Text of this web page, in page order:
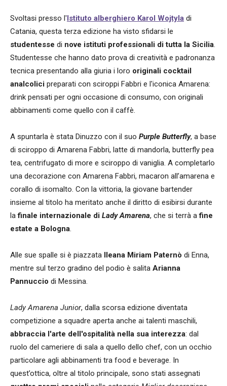
Svoltasi presso l'Istituto alberghiero Karol Wojtyla di
Catania, questa terza edizione ha visto sfidarsi le
studentesse di nove istituti professionali di tutta la Sicilia
Studentesse che hanno dato prova di creatività e padronanza
tecnica presentando alla giuria i loro originali cocktail
analcolici preparati con sciroppi Fabbri e l'iconica Amarena:
drink pensati per ogni occasione di consumo, con originali
abbinamenti come quello con il caffè.
A spuntarla è stata Dinuzzo con il suo Purple Butterfly, a base
di sciroppo di Amarena Fabbri, latte di mandorla, butterfly pea
tea, centrifugato di more e sciroppo di vaniglia. A completarlo
una decorazione con Amarena Fabbri, macaron all’amarena e
corallo di isomalto. Con la vittoria, la giovane bartender
insieme al titolo ha meritato anche il diritto di esibirsi durante
lafinale internazionale di Lady Amarena, che si terrà afine
estate a Bologna
Alle sue spalle si è piazzata Ileana Miriam Paternò di Enna,
mentre sul terzo gradino del podio è salita Arianna
Pannuccio di Messina.
Lady Amarena Junior, dalla scorsa edizione diventata
competizione a squadre aperta anche ai talenti maschili,
abbraccia l'arte dell'ospitalità nella sua interezza: dal
ruolo del cameriere di sala a quello dello chef, con un occhio
particolare agli abbinamenti tra food e beverage. In
quest’ottica, oltre al titolo principale, sono stati assegnati